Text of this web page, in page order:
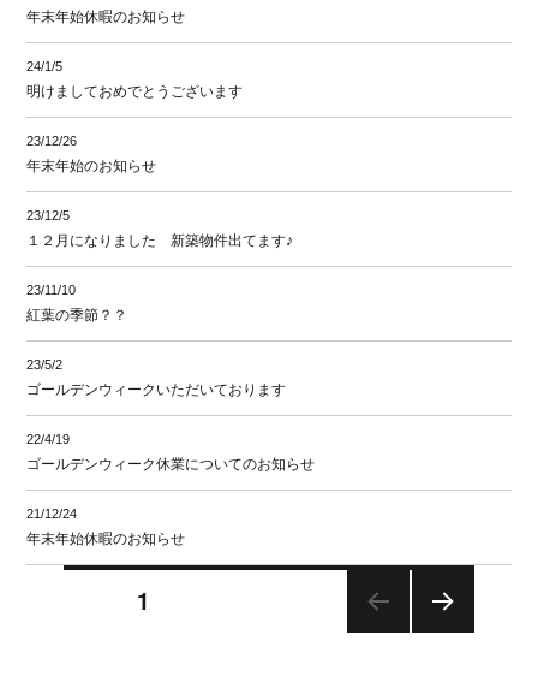
年末年始休暇のお知らせ
24/1/5
明けましておめでとうございます
23/12/26
年末年始のお知らせ
23/12/5
１２月になりました 新築物件出てます♪
23/11/10
紅葉の季節？？
23/5/2
ゴールデンウィークいただいております
22/4/19
ゴールデンウィーク休業についてのお知らせ
21/12/24
年末年始休暇のお知らせ
ページ1